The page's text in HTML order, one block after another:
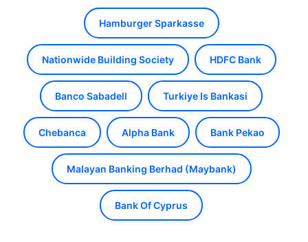
Hamburger Sparkasse
Nationwide Building Society HDFC Bank
Banco Sabadell Turkiye Is Bankasi
Chebanca Alpha Bank Bank Pekao
Malayan Banking Berhad (Maybank)
Bank Of Cyprus